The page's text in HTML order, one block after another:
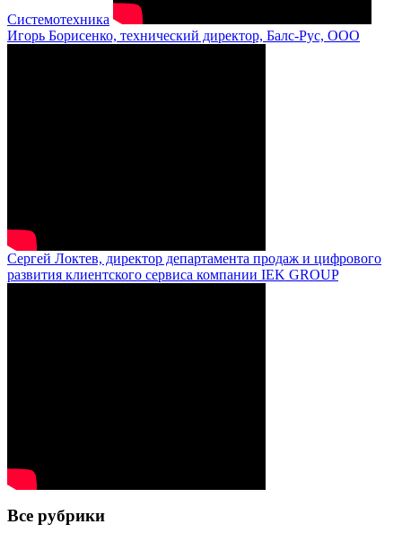
Системотехника
Игорь Борисенко, технический директор, Балс-Рус, ООО
Сергей Локтев, директор департамента продаж и цифрового
развития клиентского сервиса компании IEK GROUP
Все рубрики